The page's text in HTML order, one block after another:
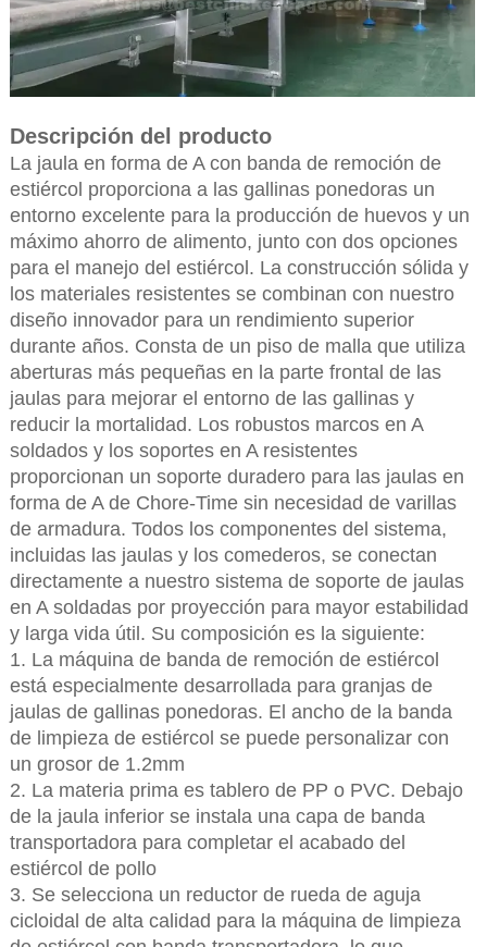
Descripción del producto
La jaula en forma de A con banda de remoción de
estiércol proporciona a las gallinas ponedoras un
entorno excelente para la producción de huevos y un
máximo ahorro de alimento, junto con dos opciones
para el manejo del estiércol. La construcción sólida y
los materiales resistentes se combinan con nuestro
diseño innovador para un rendimiento superior
durante años. Consta de un piso de malla que utiliza
aberturas más pequeñas en la parte frontal de las
jaulas para mejorar el entorno de las gallinas y
reducir la mortalidad. Los robustos marcos en A
soldados y los soportes en A resistentes
proporcionan un soporte duradero para las jaulas en
forma de A de Chore-Time sin necesidad de varillas
de armadura. Todos los componentes del sistema,
incluidas las jaulas y los comederos, se conectan
directamente a nuestro sistema de soporte de jaulas
en A soldadas por proyección para mayor estabilidad
y larga vida útil. Su composición es la siguiente:
1. La máquina de banda de remoción de estiércol
está especialmente desarrollada para granjas de
jaulas de gallinas ponedoras. El ancho de la banda
de limpieza de estiércol se puede personalizar con
un grosor de 1.2mm
2. La materia prima es tablero de PP o PVC. Debajo
de la jaula inferior se instala una capa de banda
transportadora para completar el acabado del
estiércol de pollo
3. Se selecciona un reductor de rueda de aguja
cicloidal de alta calidad para la máquina de limpieza